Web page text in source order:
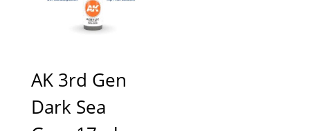
AK 3rd Gen
Dark Sea